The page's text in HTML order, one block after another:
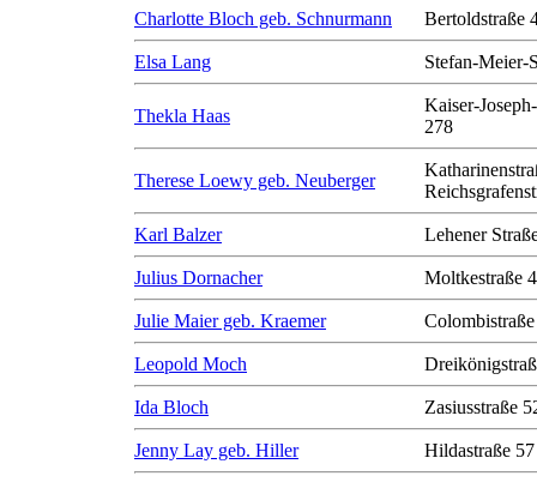
Charlotte Bloch geb. Schnurmann Bertoldstraße
Elsa Lang Stefan-Meier-
Thekla Haas
Kaiser-
278
Therese Loewy geb. Neuberger
Karl Balzer Lehener
Julius Dornacher Moltkestraße
Julie Maier geb. Kraemer
Leopold Moch
Ida Bloch Zasiusstraße
Jenny Lay geb. Hiller Hildastraße 57